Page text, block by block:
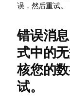
误，然后重试。
错误消
式中的
核您的
试。